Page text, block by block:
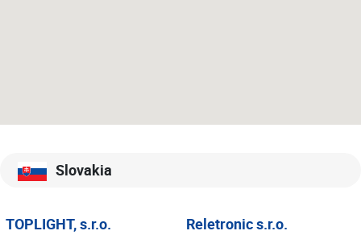
Slovakia
TOPLIGHT, s.r.o. Reletronic s.r.o.